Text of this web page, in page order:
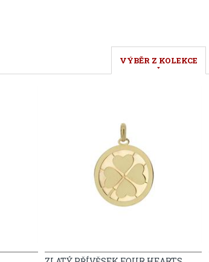
VÝBĚR Z KOLEKCE